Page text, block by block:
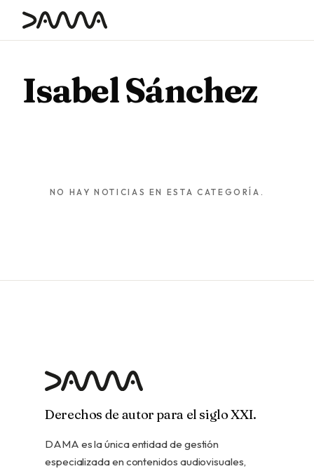
contenido
Isabel Sánchez
NO HAY NOTICIAS EN ESTA CATEGORÍA.
Derechos de autor para el siglo XXI.
DAMA es la única entidad de gestión
especializada en contenidos audiovisuales,